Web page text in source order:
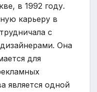
в 1992 году.
карьеру в
с
Она
для
является одной